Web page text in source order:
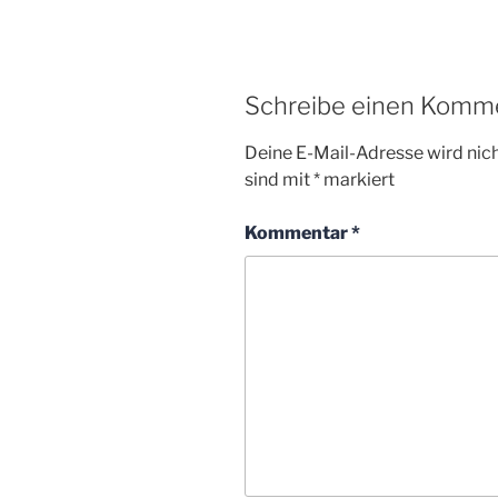
Schreibe einen
Deine E-Mail-Adresse wird
sind mit* markiert
Kommentar*